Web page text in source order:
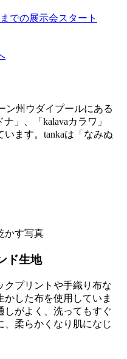
での展示会スタート
ン州ウダイプールにある
」、
「kalavaカラワ」
ます。tankaは「なみぬ
ド生地
クプリントや手織り布な
した布を使用していま
しがよく、洗ってもすぐ
、柔らかくなり肌になじ